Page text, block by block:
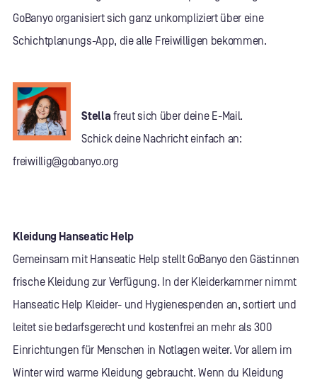
GoBanyo organisiert sich ganz unkompliziert über eine
Schichtplanungs-App, die alle Freiwilligen bekommen.
Stella freut sich über deine E-Mail.
Schick deine Nachricht einfach an:
freiwillig@gobanyo.org
Kleidung Hanseatic Help
Gemeinsam mit Hanseatic Help stellt GoBanyo den Gäst:innen
frische Kleidung zur Verfügung. In der Kleiderkammer nimmt
Hanseatic Help Kleider- und Hygienespenden an, sortiert und
leitet sie bedarfsgerecht und kostenfrei an mehr als 300
Einrichtungen für Menschen in Notlagen weiter. Vor allem im
Winter wird warme Kleidung gebraucht. Wenn du Kleidung